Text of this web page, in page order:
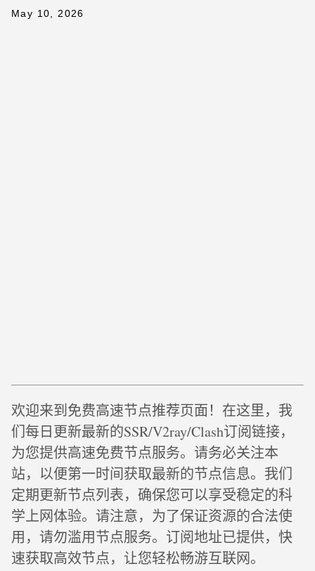
May 10, 2026
欢迎来到免费高速节点推荐页面！在这里，我
们每日更新最新的SSR/V2ray/Clash订阅链接，
为您提供高速免费节点服务。请务必关注本
站，以便第一时间获取最新的节点信息。我们
定期更新节点列表，确保您可以享受稳定的科
学上网体验。请注意，为了保证资源的合法使
用，请勿滥用节点服务。订阅地址已提供，快
速获取高效节点，让您轻松畅游互联网。